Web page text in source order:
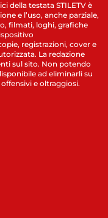
della testata STILETV è
e l’uso, anche parziale,
filmati, loghi, grafiche
registrazioni, cover e
La redazione
sul sito. Non potendo
ad eliminarli su
e oltraggiosi.